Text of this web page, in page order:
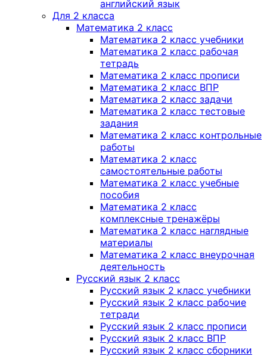
английский язык
Для 2 класса
Математика 2 класс
Математика 2 класс учебники
Математика 2 класс рабочая
тетрадь
Математика 2 класс прописи
Математика 2 класс ВПР
Математика 2 класс задачи
Математика 2 класс тестовые
задания
Математика 2 класс контрольные
работы
Математика 2 класс
самостоятельные работы
Математика 2 класс учебные
пособия
Математика 2 класс
комплексные тренажёры
Математика 2 класс наглядные
материалы
Математика 2 класс внеурочная
деятельность
Русский язык 2 класс
Русский язык 2 класс учебники
Русский язык 2 класс рабочие
тетради
Русский язык 2 класс прописи
Русский язык 2 класс ВПР
Русский язык 2 класс сборники